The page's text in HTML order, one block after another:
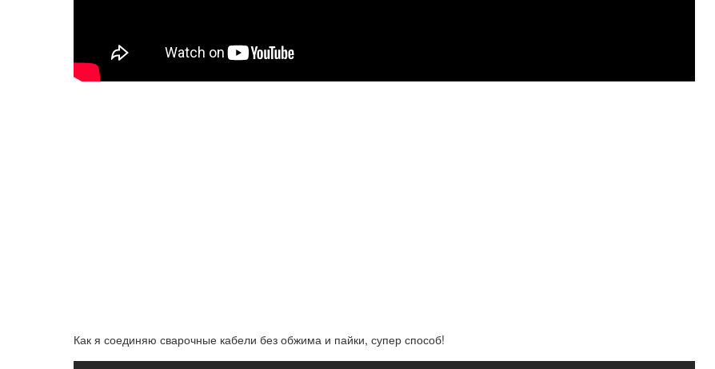
Как я соединяю сварочные кабели без обжима и пайки, супер способ!